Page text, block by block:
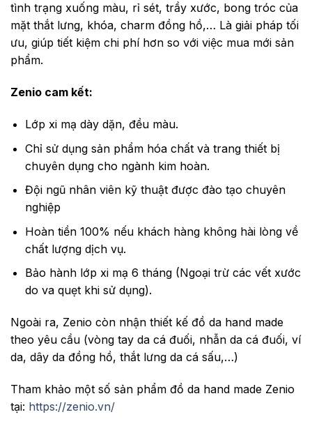
tình trạng xuống màu, rỉ sét, trầy xước, bong tróc của
mặt thắt lưng, khóa, charm đồng hồ,… Là giải pháp tối
ưu, giúp tiết kiệm chi phí hơn so với việc mua mới sản
phẩm.
Zenio cam kết:
Lớp xi mạ dày dặn, đều màu.
Chỉ sử dụng sản phẩm hóa chất và trang thiết bị
chuyên dụng cho ngành kim hoàn.
Đội ngũ nhân viên kỹ thuật được đào tạo chuyên
nghiệp
Hoàn tiền 100% nếu khách hàng không hài lòng về
chất lượng dịch vụ.
Bảo hành lớp xi mạ 6 tháng (Ngoại trừ các vết xước
do va quẹt khi sử dụng).
Ngoài ra, Zenio còn nhận thiết kế đồ da hand made
theo yêu cầu (vòng tay da cá đuối, nhẫn da cá đuối, ví
da, dây da đồng hồ, thắt lưng da cá sấu,…)
Tham khảo một số sản phẩm đồ da hand made Zenio
tại: https://zenio.vn/